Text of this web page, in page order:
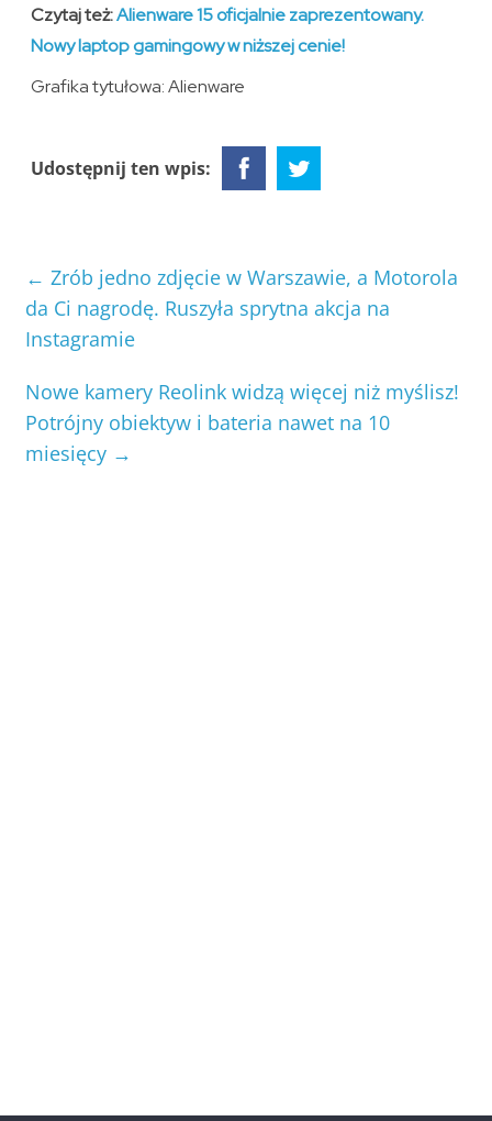
Czytaj też:Alienware 15 oficjalnie zaprezentowany.
Nowy laptop gamingowy w niższej cenie!
Grafika tytułowa: Alienware
Udostępnij ten wpis:
← Zrób jedno zdjęcie w Warszawie, a Motorola
da Ci nagrodę. Ruszyła sprytna akcja na
Instagramie
Nowe kamery Reolink widzą więcej niż myślisz!
Potrójny obiektyw i bateria nawet na 10
miesięcy →